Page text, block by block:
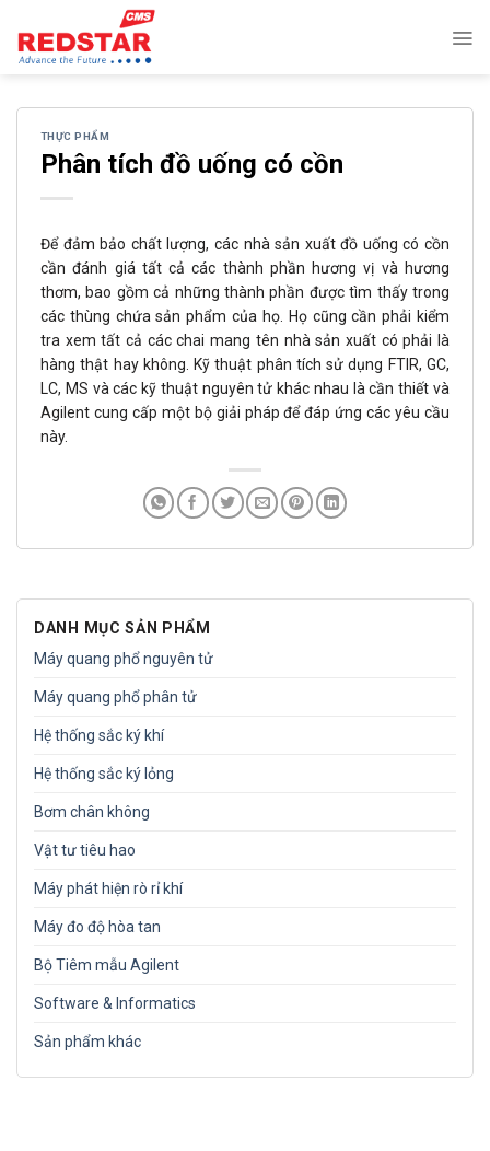
content
DANH MỤC SẢN PHẨM
Máy quang phổ nguyên tử
Máy quang phổ phân tử
Hệ thống sắc ký khí
Hệ thống sắc ký lỏng
Bơm chân không
Vật tư tiêu hao
Máy phát hiện rò rỉ khí
Máy đo độ hòa tan
Bộ Tiêm mẫu Agilent
Software & Informatics
Sản phẩm khác
THỰC PHẨM
Phân tích đồ uống có cồn
Để đảm bảo chất lượng, các nhà sản xuất đồ uống có cồn
cần đánh giá tất cả các thành phần hương vị và hương
thơm, bao gồm cả những thành phần được tìm thấy trong
các thùng chứa sản phẩm của họ. Họ cũng cần phải kiểm
tra xem tất cả các chai mang tên nhà sản xuất có phải là
hàng thật hay không. Kỹ thuật phân tích sử dụng FTIR, GC,
LC, MS và các kỹ thuật nguyên tử khác nhau là cần thiết và
Agilent cung cấp một bộ giải pháp để đáp ứng các yêu cầu
này.